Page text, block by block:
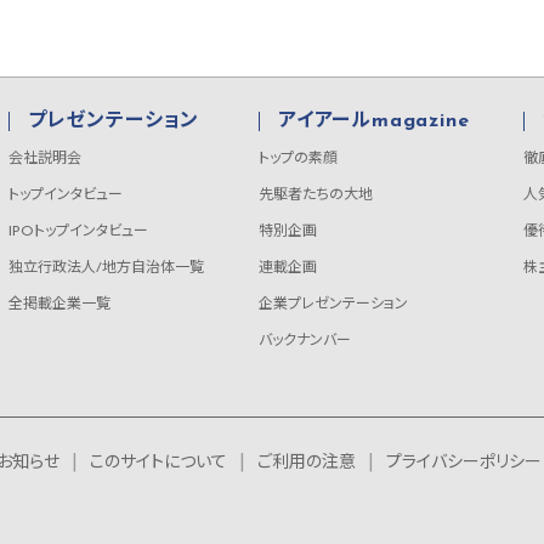
プレゼンテーション
会社説明会
トップインタビュー
IPOトップインタビュー
独立行政法人/地方自治体一覧
全掲載企業一覧
アイアールmagazine
トップの素顔
先駆者たちの大地
特別企画
連載企画
企業プレゼンテーション
バックナンバー
徹
人
優
株
知らせ このサイトについて ご利用の注意 プライバシーポリシー